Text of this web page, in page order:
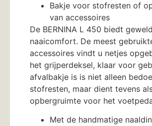
Bakje voor stofresten of
van accessoires
De BERNINA L 450 biedt
naaicomfort. De meest
accessoires vindt u netjes
het grijperdeksel, klaar voor
afvalbakje is is niet alleen
stofresten, maar dient tevens
opbergruimte voor het
Met de handmatige